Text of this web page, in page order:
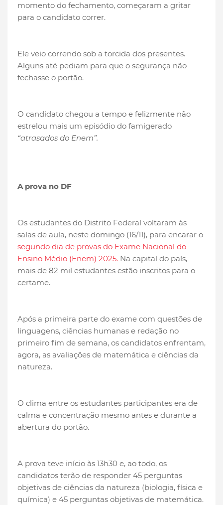
momento do fechamento, começaram a gritar
para o candidato correr.
Ele veio correndo sob a torcida dos presentes.
Alguns até pediam para que o segurança não
fechasse o portão.
O candidato chegou a tempo e felizmente não
estrelou mais um episódio do famigerado
“atrasados do Enem”.
A prova no DF
Os estudantes do Distrito Federal voltaram às
salas de aula, neste domingo (16/11), para encarar o
segundo dia de provas do Exame Nacional do
Ensino Médio (Enem) 2025. Na capital do país,
mais de 82 mil estudantes estão inscritos para o
certame.
Após a primeira parte do exame com questões de
linguagens, ciências humanas e redação no
primeiro fim de semana, os candidatos enfrentam,
agora, as avaliações de matemática e ciências da
natureza.
O clima entre os estudantes participantes era de
calma e concentração mesmo antes e durante a
abertura do portão.
A prova teve início às 13h30 e, ao todo, os
candidatos terão de responder 45 perguntas
objetivas de ciências da natureza (biologia, física e
química) e 45 perguntas objetivas de matemática.